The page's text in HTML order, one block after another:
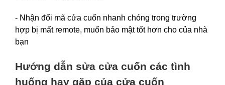
- Nhận đổi mã cửa cuốn nhanh chóng trong trường
hợp bị mất remote, muốn bảo mật tốt hơn cho của nhà
bạn
Hướng dẫn sửa cửa cuốn các tình
huống hay gặp của cửa cuốn